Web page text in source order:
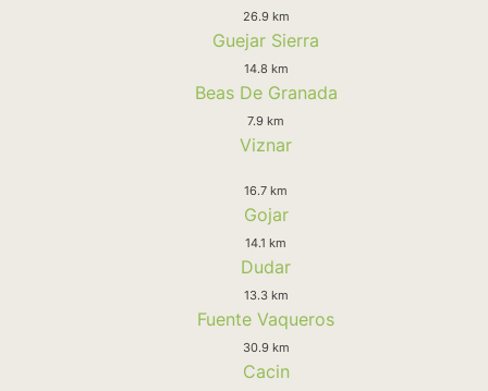
26.9 km
Guejar Sierra
14.8 km
Beas De Granada
7.9 km
Viznar
16.7 km
Gojar
14.1 km
Dudar
13.3 km
Fuente Vaqueros
30.9 km
Cacin